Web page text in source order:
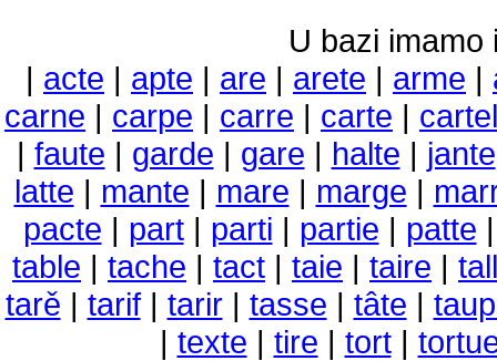
U bazi imamo
| acte | apte | are | arete | arme |
carne | carpe | carre | carte | cartel
| faute | garde | gare | halte | jante
latte | mante | mare | marge |
pacte | part| parti | partie | patte
table | tache | tact | taie | taire |
tarě | tarif| tarir| tasse | tâte |
| texte | tire | tort|